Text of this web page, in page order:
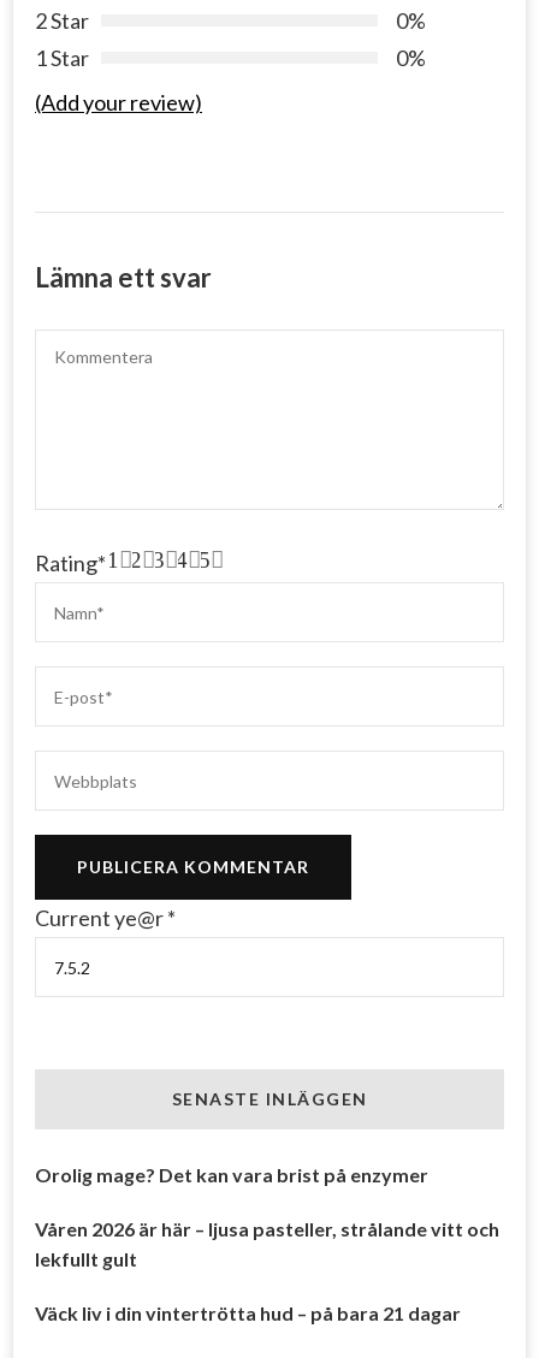
2 Star
0%
1 Star
0%
(Add your review)
Lämna ett svar
Rating* 5
4
3
2
1
Current ye@r*
SENASTE INLÄGGEN
Orolig mage? Det kan vara brist på enzymer
Våren 2026 är här – ljusa pasteller, strålande vitt och
lekfullt gult
Väck liv i din vintertrötta hud – på bara 21 dagar